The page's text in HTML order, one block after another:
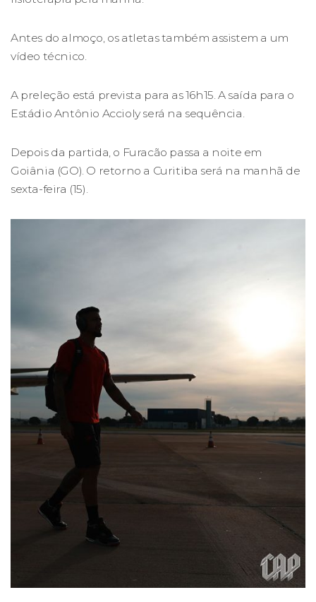
Antes do almoço, os atletas também assistem a um
vídeo técnico.
A preleção está prevista para as 16h15. A saída para o
Estádio Antônio Accioly será na sequência.
Depois da partida, o Furacão passa a noite em
Goiânia (GO). O retorno a Curitiba será na manhã de
sexta-feira (15).